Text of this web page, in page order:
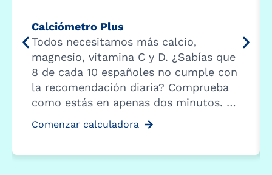
Calciómetro Plus
Todos necesitamos más calcio,
magnesio, vitamina C y D. ¿Sabías que
8 de cada 10 españoles no cumple con
la recomendación diaria? Comprueba
como estás en apenas dos minutos. …
Comenzar calculadora